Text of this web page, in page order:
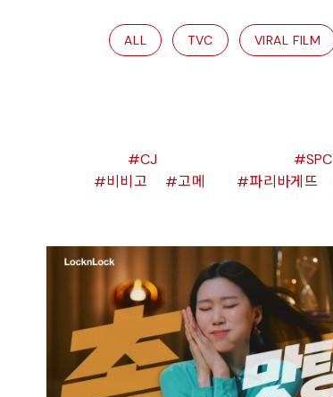
ALL TVC VIRAL FILM
CJ
비비고
고메
SPC
파리바게뜨